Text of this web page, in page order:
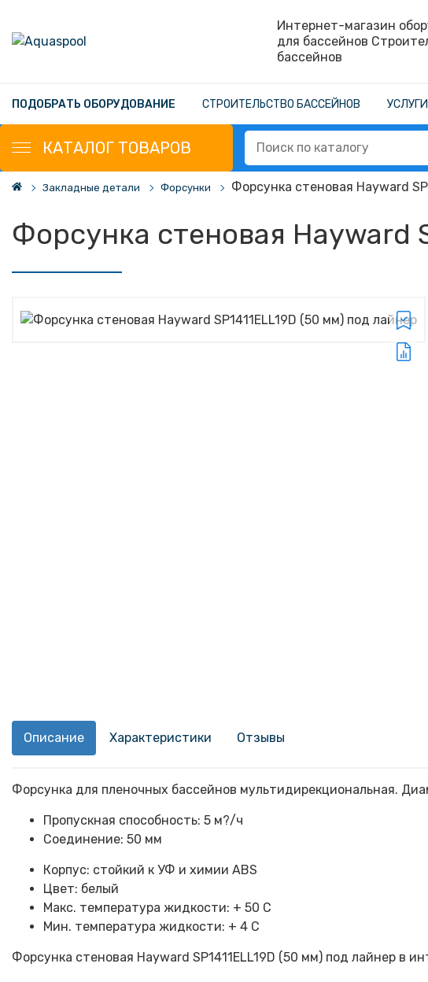
Интернет-магазин
для бассейнов
бассейнов
ПОДОБРАТЬ ОБОРУДОВАНИЕ СТРОИТЕЛЬСТВО БАССЕЙНОВ УСЛУГИ
КАТАЛОГ ТОВАРОВ
Закладные детали Форсунки Форсунка стеновая Hayward
Форсунка стеновая Hayward
Описание Характеристики Отзывы
Форсунка для пленочных бассейнов мультидирекциональная.
Пропускная способность: 5 м?/ч
Соединение: 50 мм
Корпус: стойкий к УФ и химии ABS
Цвет: белый
Макс. температура жидкости: + 50 С
Мин. температура жидкости: + 4 С
Форсунка стеновая Hayward SP1411ELL19D (50 мм) под лайнер в